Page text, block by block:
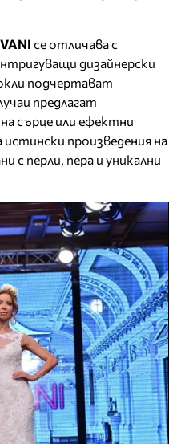
се отличава с
дизайнерски
подчертават
предлагат
сърце или ефектни
произведения на
с перли, пера и уникални